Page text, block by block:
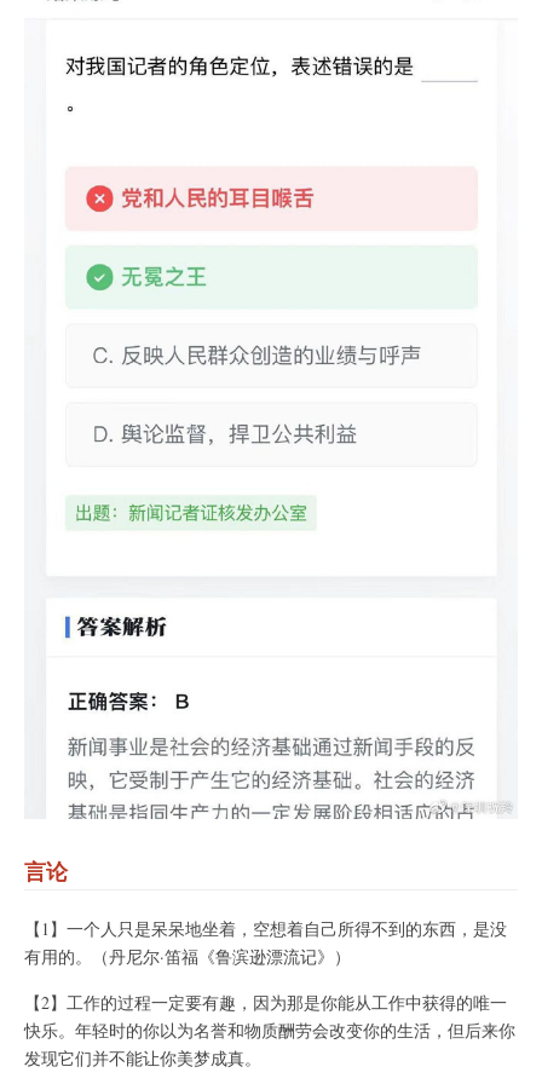
言论
【1】一个人只是呆呆地坐着，空想着自己所得不到的东西，是没
有用的。（丹尼尔·笛福《鲁滨逊漂流记》）
【2】工作的过程一定要有趣，因为那是你能从工作中获得的唯一
快乐。年轻时的你以为名誉和物质酬劳会改变你的生活，但后来你
发现它们并不能让你美梦成真。